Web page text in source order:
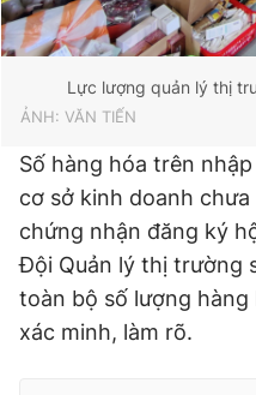
Lực lượng quản lý thị
ẢNH: VĂN TIẾN
Số hàng hóa trên
cơ sở kinh doanh
chứng nhận đăng ký
Đội Quản lý thị trường
toàn bộ số lượng
xác minh, làm rõ.